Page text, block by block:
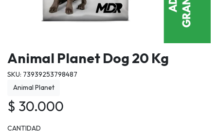
Animal Planet Dog 20 Kg
SKU: 73939253798487
Animal Planet
$ 30.000
CANTIDAD